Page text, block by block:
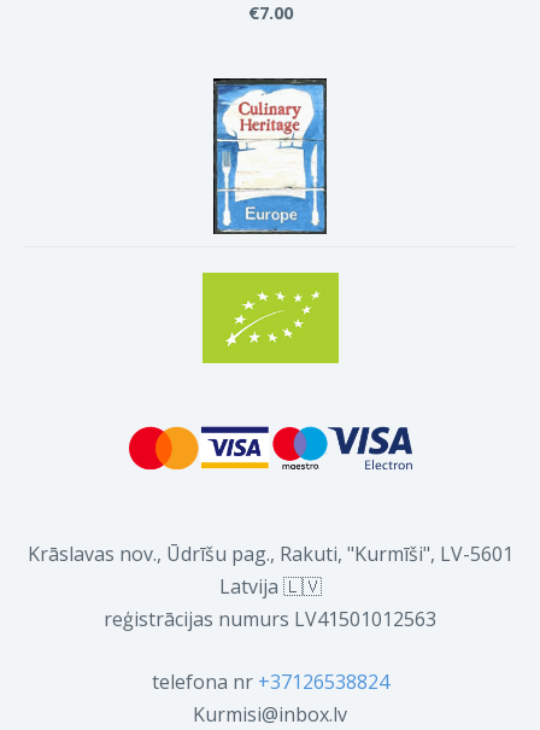
Krāslavas nov., Ūdrīšu pag., Rakuti, "Kurmīši", LV-5601
Latvija 🇱🇻
reģistrācijas numurs LV41501012563
telefona nr +37126538824
Kurmisi@inbox.lv
€7.00